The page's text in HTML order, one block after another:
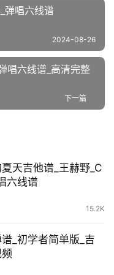
弹唱六线谱
2024-08-26
唱六线谱_高清完整
下一篇
天吉他谱_王赫野_C
六线谱
15.2K
_初学者简单版_吉